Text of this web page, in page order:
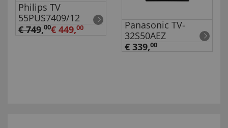
Philips TV
55PUS7409/12
€ 749,00€ 449,00
Panasonic TV-
32S50AEZ
€ 339,00